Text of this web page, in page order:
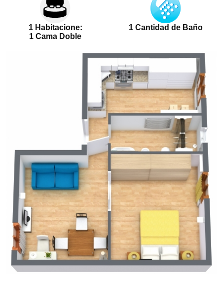
1 Habitacione:
1 Cama Doble
1 Cantidad de Baño